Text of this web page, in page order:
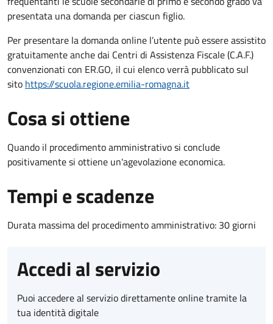
presentata una domanda per ciascun figlio.
Per presentare la domanda online l’utente può essere assistito
gratuitamente anche dai Centri di Assistenza Fiscale (C.A.F.)
convenzionati con ER.GO, il cui elenco verrà pubblicato sul
sito https://scuola.regione.emilia-romagna.it
Cosa si ottiene
Quando il procedimento amministrativo si conclude
positivamente si ottiene un'agevolazione economica.
Tempi e scadenze
Durata massima del procedimento amministrativo: 30 giorni
Accedi al servizio
Puoi accedere al servizio direttamente online tramite la
tua identità digitale